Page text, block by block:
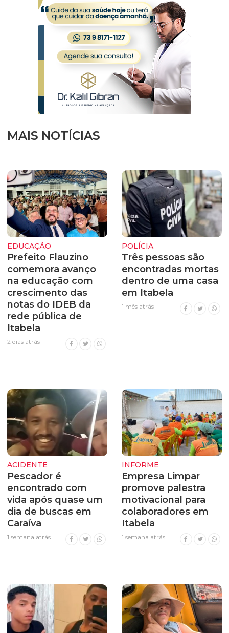
MAIS NOTÍCIAS
EDUCAÇÃO
Prefeito Flauzino
comemora avanço
na educação com
crescimento das
notas do IDEB da
rede pública de
Itabela
2 dias atrás
POLÍCIA
Três pessoas são
encontradas mortas
dentro de uma casa
em Itabela
1 mês atrás
ACIDENTE
Pescador é
encontrado com
vida após quase um
dia de buscas em
Caraíva
1 semana atrás
INFORME
Empresa Limpar
promove palestra
motivacional para
colaboradores em
Itabela
1 semana atrás